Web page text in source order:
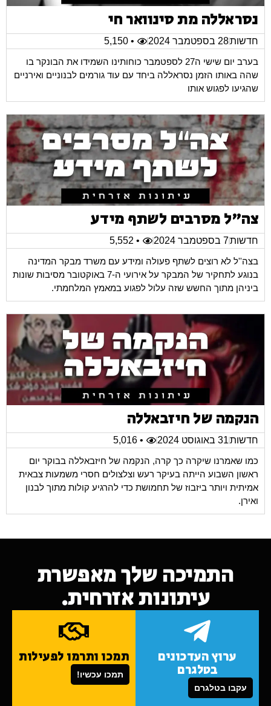
נסראללה מת סינוואר חי
חדשות28 בספטמבר 2024
• 5,150
בערב יום שישי ה27 לספטמבר כוחותינו השמידו את הבונקר בו
שהה באותו הזמן נסראללה ביחד עם עוד גורמים לבנוניים ואירניים
שהגיעו לפגוש אותו
צה"ל מסרבים לשתף מידע
חדשות7 בספטמבר 2024
• 5,552
בצה''ל לא רוצים לשתף פעולה ומידע עם משרד מבקר המדינה
בנוגע לתחקיר של המבקר על אירועי ה-7 באוקטובר מסיבות שונות
ביניהן מתוך החשש שזה עלול לפגוע במאמץ המלחמתי.
הנקמה של חיזבאללה
חדשות31 באוגוסט 2024
• 5,016
כמו שאמרנו שיקרה כך קרה, הנקמה של חיזבאללה בבוקר יום
ראשון השבוע הייתה בעיקר רעש וצלצולים חסרי משמעות צבאית
אמיתית ויותר ביזבוז של תחמושת כדי להרגיע קולות מתוך לבנון
ואירן.
התמיכה שלך מאפשרת
עיתונות אזרחית.
ערוץ העדכונים
בטלגרם
עקבו בטלגרם
תמכו ותרמו לפעילות
תמכו עכשיו!